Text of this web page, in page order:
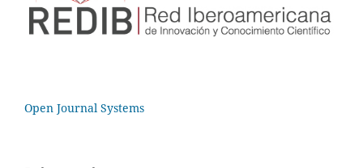
Open Journal Systems